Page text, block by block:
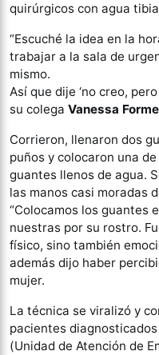
quirúrgicos con agua
“Escuché la idea en la
trabajar a la sala de
mismo.
Así que dije ‘no creo,
su colega Vanessa
Corrieron, llenaron dos
puños y colocaron una
guantes llenos de agua.
las manos casi moradas
“Colocamos los guantes
nuestras por su rostro.
físico, sino también
además dijo haber
mujer.
La técnica se viralizó y
pacientes
(Unidad de Atención de